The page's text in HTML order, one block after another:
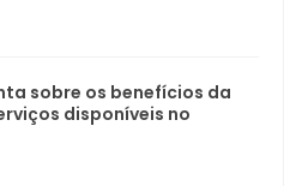
sobre os benefícios da
disponíveis no